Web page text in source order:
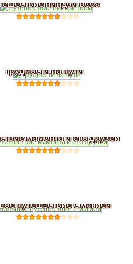
ниндзи Боба
Трудности на пути
мамонта и его друзей
путешествие с магией